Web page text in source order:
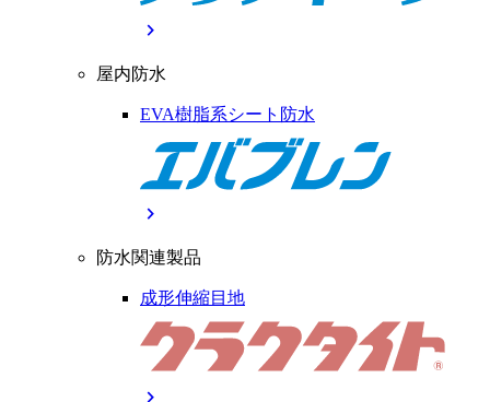
chevron_right
屋内防水
EVA樹脂系シート防水
chevron_right
防水関連製品
成形伸縮目地